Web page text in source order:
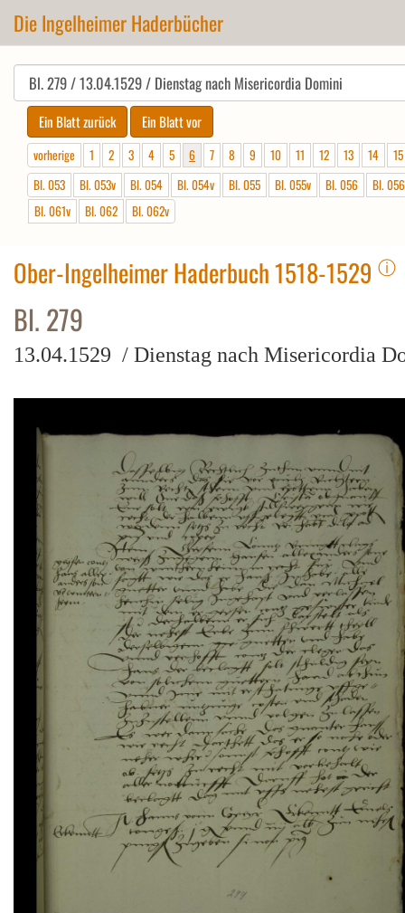
Die Ingelheimer Haderbücher
vorherige 1 2 3 4 5 6 7 8 9 10 11 12 13 14
15
Bl. 053
Bl. 053v Bl. 054 Bl. 054v Bl. 055 Bl. 055v Bl. 056
Bl.
Bl. 061v
Bl. 062 Bl. 062v
Ober-Ingelheimer Haderbuch 1518-1529 ⓘ
Bl. 279
13.04.1529 / Dienstag nach Misericordia